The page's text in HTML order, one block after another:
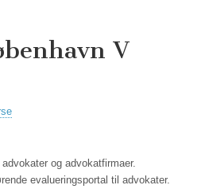
V
og advokatfirmaer.
evalueringsportal til advokater.